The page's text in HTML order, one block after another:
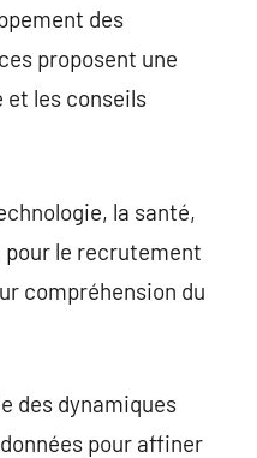
des
proposent une
et les conseils
la santé,
pour le recrutement
compréhension du
des dynamiques
pour affiner